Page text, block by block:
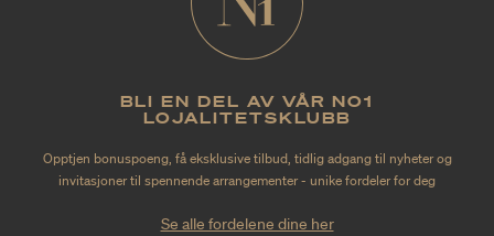
BLI EN DEL AV VÅR NO1
LOJALITETSKLUBB
Opptjen bonuspoeng, få eksklusive tilbud, tidlig adgang til nyheter og
invitasjoner til spennende arrangementer - unike fordeler for deg
Se alle fordelene dine her